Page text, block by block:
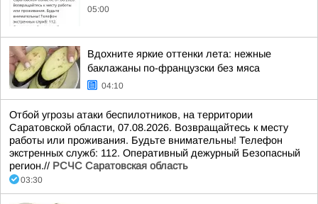
05:00
Вдохните яркие оттенки лета: нежные
баклажаны по-французски без мяса
04:10
Отбой угрозы атаки беспилотников, на территории
Саратовской области, 07.08.2026. Возвращайтесь к месту
работы или проживания. Будьте внимательны! Телефон
экстренных служб: 112. Оперативный дежурный Безопасный
регион.// РСЧС Саратовская область
03:30